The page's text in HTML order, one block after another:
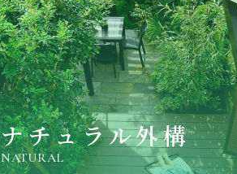
ナチュラル外構
NATURAL